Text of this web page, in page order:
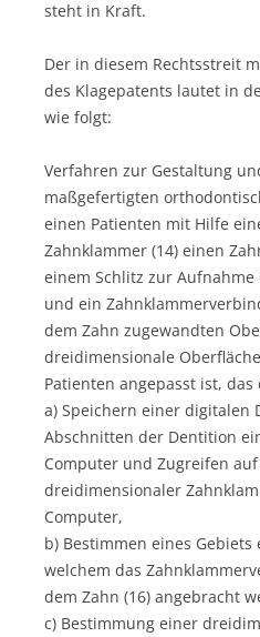
steht in Kraft.
Der in diesem Rechtsstreit
des Klagepatents lautet in
wie folgt:
Verfahren zur Gestaltung
maßgefertigten
einen Patienten mit Hilfe
Zahnklammer (14) einen
einem Schlitz zur
und ein
dem Zahn zugewandten
dreidimensionale
Patienten angepasst ist,
a) Speichern einer digitalen
Abschnitten der Dentition
Computer und Zugreifen
dreidimensionaler
Computer,
b) Bestimmen eines Gebiets
welchem das
dem Zahn (16) angebracht
c) Bestimmung einer